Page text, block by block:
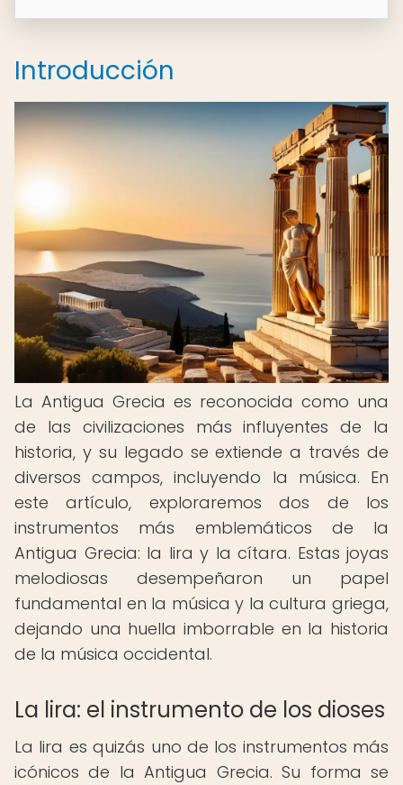
Introducción
La Antigua Grecia es reconocida como una
de las civilizaciones más influyentes de la
historia, y su legado se extiende a través de
diversos campos, incluyendo la música. En
este artículo, exploraremos dos de los
instrumentos más emblemáticos de la
Antigua Grecia: la lira y la cítara. Estas joyas
melodiosas desempeñaron un papel
fundamental en la música y la cultura griega,
dejando una huella imborrable en la historia
de la música occidental.
La lira: el instrumento de los dioses
La lira es quizás uno de los instrumentos más
icónicos de la Antigua Grecia. Su forma se